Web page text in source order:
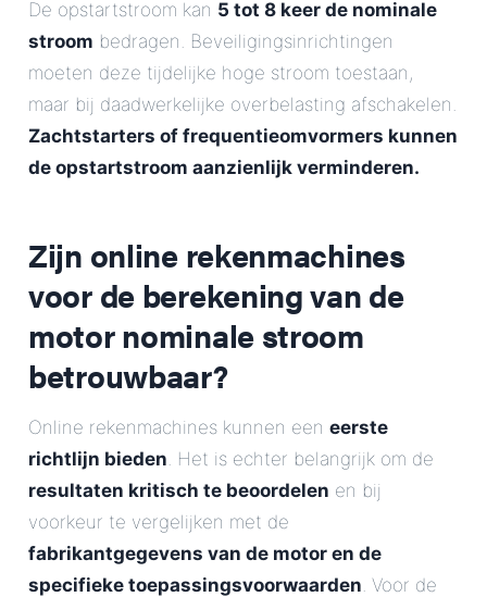
De opstartstroom kan 5 tot 8 keer de nominale
stroom bedragen. Beveiligingsinrichtingen
moeten deze tijdelijke hoge stroom toestaan,
maar bij daadwerkelijke overbelasting afschakelen.
Zachtstarters of frequentieomvormers kunnen
de opstartstroom aanzienlijk verminderen.
Zijn online rekenmachines
voor de berekening van de
motor nominale stroom
betrouwbaar?
Online rekenmachines kunnen een eerste
richtlijn bieden. Het is echter belangrijk om de
resultaten kritisch te beoordelen en bij
voorkeur te vergelijken met de
fabrikantgegevens van de motor en de
specifieke toepassingsvoorwaarden. Voor de